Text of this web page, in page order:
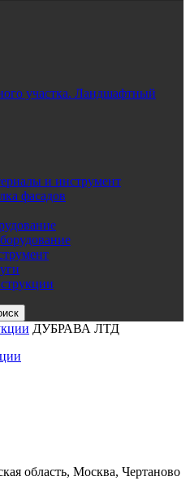
участка. Ландшафтный
и инструмент
фасадов
ДУБРАВА ЛТД
область, Москва, Чертаново